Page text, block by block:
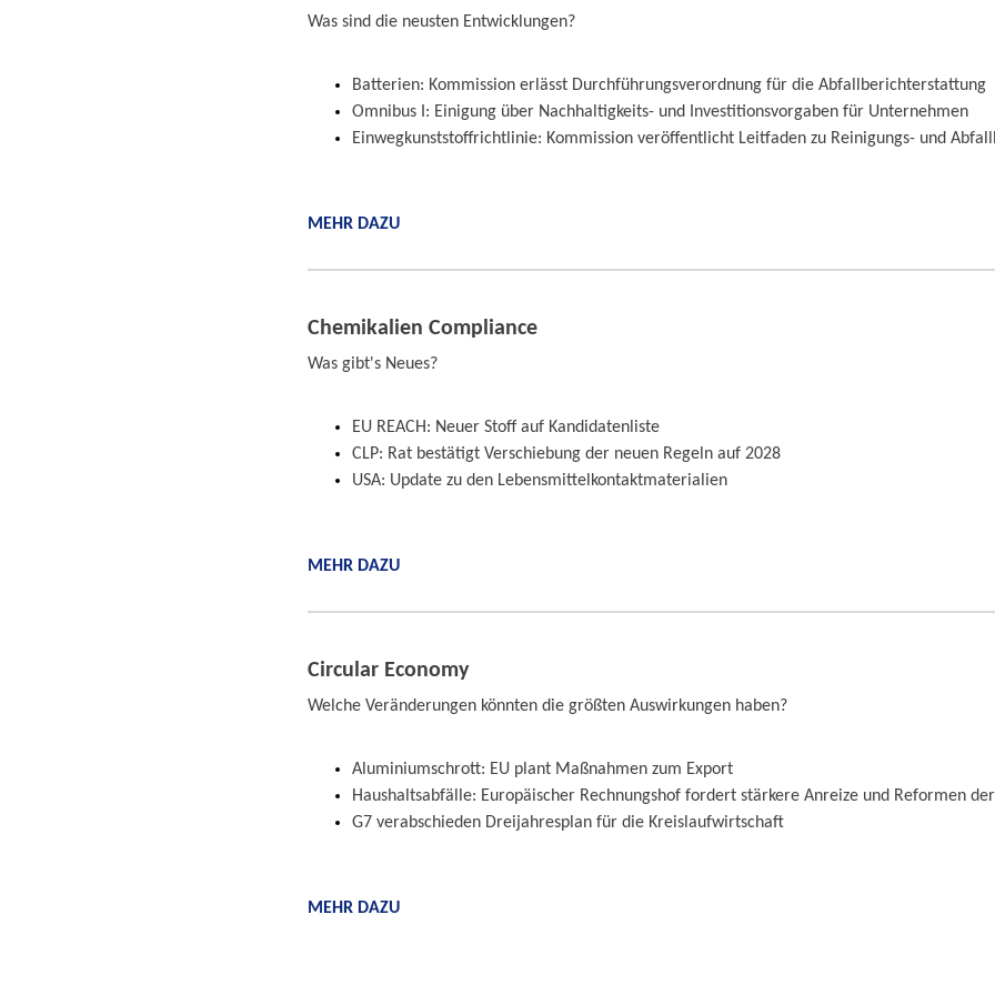
Was sind die neusten Entwicklungen?
Batterien: Kommission erlässt Durchführungsverordnung für die Abfallberichterstattung
Omnibus I: Einigung über Nachhaltigkeits- und Investitionsvorgaben für Unternehmen
Einwegkunststoffrichtlinie: Kommission veröffentlicht Leitfaden zu Reinigungs- und
MEHR DAZU
Chemikalien Compliance
Was gibt's Neues?
EU REACH: Neuer Stoff auf Kandidatenliste
CLP: Rat bestätigt Verschiebung der neuen Regeln auf 2028
USA: Update zu den Lebensmittelkontaktmaterialien
MEHR DAZU
Circular Economy
Welche Veränderungen könnten die größten Auswirkungen haben?
Aluminiumschrott: EU plant Maßnahmen zum Export
Haushaltsabfälle: Europäischer Rechnungshof fordert stärkere Anreize und Reformen
G7 verabschieden Dreijahresplan für die Kreislaufwirtschaft
MEHR DAZU